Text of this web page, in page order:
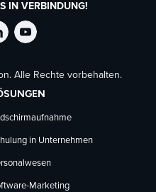
IN VERBINDUNG!
TechSmith
auf
YouTube
folgen
Alle Rechte vorbehalten.
in Unternehmen
Marketing